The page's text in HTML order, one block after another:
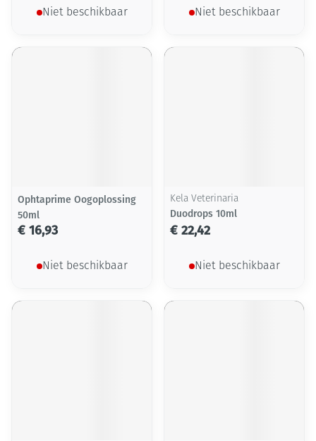
Niet beschikbaar Niet beschikbaar
Ophtaprime Oogoplossing
50ml
€ 16,93
Niet beschikbaar
Kela Veterinaria
Duodrops 10ml
€ 22,42
Niet beschikbaar